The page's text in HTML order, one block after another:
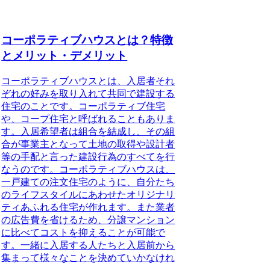
コーポラティブハウスとは？特徴
とメリット・デメリット
コーポラティブハウスとは、入居者それ
ぞれの好みを取り入れて共同で建設する
住宅のこと です。コーポラティブ住宅
や、コープ住宅と呼ばれることもありま
す。入居希望者は組合を結成し、その組
合が事業主となって土地の取得や設計者
等の手配と言った建設行為のすべてを行
なうのです。コーポラティブハウスは、
一戸建ての注文住宅のように、自分たち
のライフスタイルにあわせたオリジナリ
ティあふれる住宅が作れます。また業者
の広告費を省けるため、分譲マンション
に比べてコストを抑えることが可能で
す。一緒に入居する人たちと入居前から
集まって様々なことを決めていかなけれ